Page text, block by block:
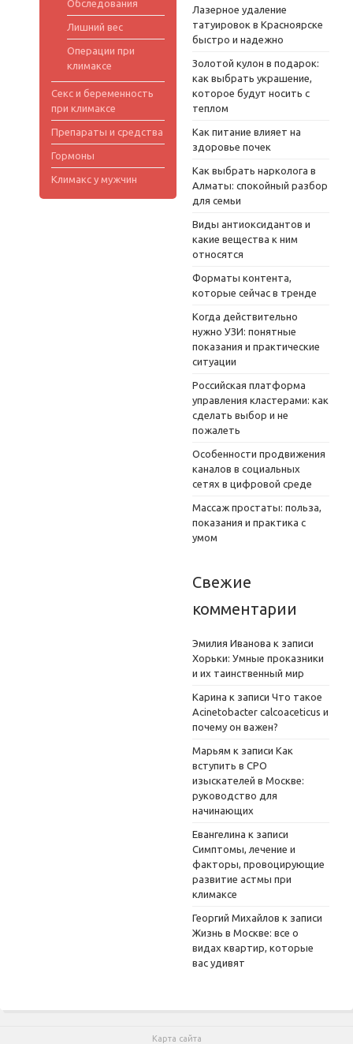
Обследования
Лишний вес
Операции при
климаксе
Секс и беременность
при климаксе
Препараты и средства
Гормоны
Климакс у мужчин
Лазерное удаление
татуировок в Красноярске
быстро и надежно
Золотой кулон в подарок:
как выбрать украшение,
которое будут носить с
теплом
Как питание влияет на
здоровье почек
Как выбрать нарколога в
Алматы: спокойный разбор
для семьи
Виды антиоксидантов и
какие вещества к ним
относятся
Форматы контента,
которые сейчас в тренде
Когда действительно
нужно УЗИ: понятные
показания и практические
ситуации
Российская платформа
управления кластерами: как
сделать выбор и не
пожалеть
Особенности продвижения
каналов в социальных
сетях в цифровой среде
Массаж простаты: польза,
показания и практика с
умом
Свежие
комментарии
Эмилия Иванова к записи
Хорьки: Умные проказники
и их таинственный мир
Карина к записи Что такое
Acinetobacter calcoaceticus и
почему он важен?
Марьям к записи Как
вступить в СРО
изыскателей в Москве:
руководство для
начинающих
Евангелина к записи
Симптомы, лечение и
факторы, провоцирующие
развитие астмы при
климаксе
Георгий Михайлов к записи
Жизнь в Москве: все о
видах квартир, которые
вас удивят
Карта сайта